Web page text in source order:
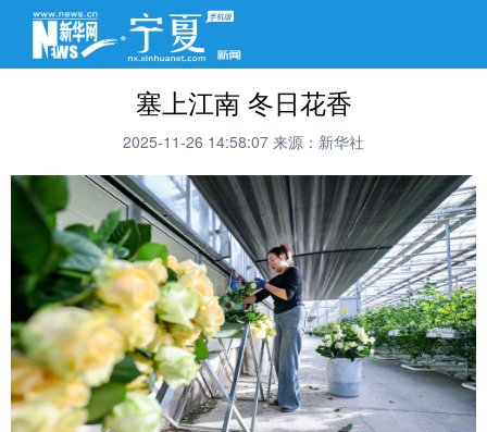
塞上江南 冬日花香
2025-11-26 14:58:07 来源：新华社